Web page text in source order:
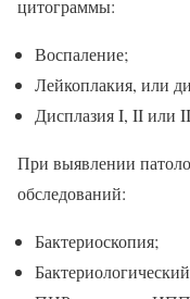
цитограммы:
Воспаление;
Лейкоплакия, или
Дисплазия I, II или
При выявлении
обследований:
Бактериоскопия;